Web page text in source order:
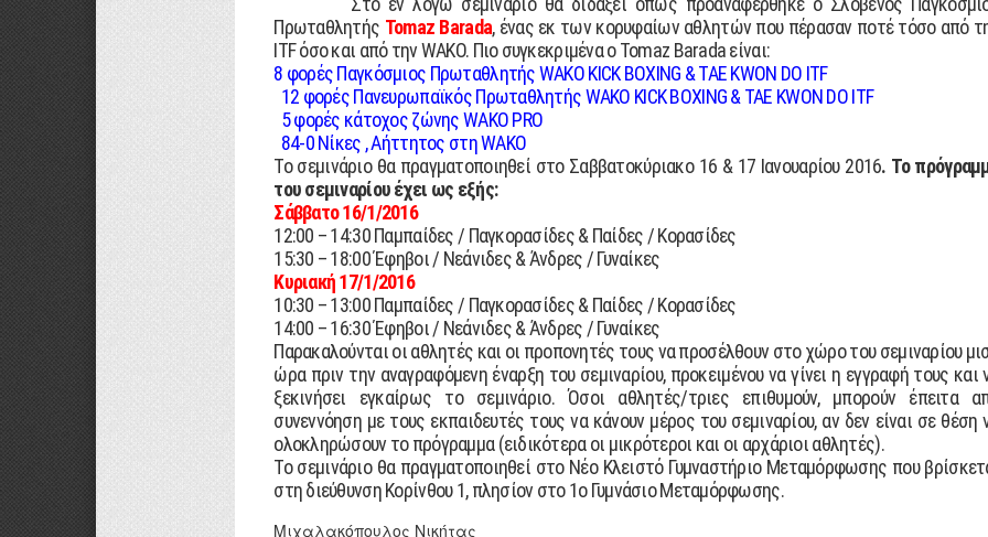
Πρωταθλητής Tomaz Barada, ένας εκ των κορυφαίων αθλητών που πέρασαν ποτέ τόσο από
ITF όσο και από την WAKO. Πιο συγκεκριμένα ο Tomaz Barada είναι:
8 φορές Παγκόσμιος Πρωταθλητής WAKO KICK BOXING & TAE KWON DO ITF
12 φορές Πανευρωπαϊκός Πρωταθλητής WAKO KICK BOXING & TAE KWON DO ITF
5 φορές κάτοχος ζώνης WAKO PRO
84-0 Νίκες , Αήττητος στη WAKO
Το σεμινάριο θα πραγματοποιηθεί στο Σαββατοκύριακο 16 & 17 Ιανουαρίου 2016. Το
του σεμιναρίου έχει ως εξής:
Σάββατο 16/1/2016
12:00 – 14:30 Παμπαίδες / Παγκορασίδες & Παίδες / Κορασίδες
15:30 – 18:00 Έφηβοι / Νεάνιδες & Άνδρες / Γυναίκες
Κυριακή 17/1/2016
10:30 – 13:00 Παμπαίδες / Παγκορασίδες & Παίδες / Κορασίδες
14:00 – 16:30 Έφηβοι / Νεάνιδες & Άνδρες / Γυναίκες
Παρακαλούνται οι αθλητές και οι προπονητές τους να προσέλθουν στο χώρο του σεμιναρίου
ώρα πριν την αναγραφόμενη έναρξη του σεμιναρίου, προκειμένου να γίνει η εγγραφή τους και
ξεκινήσει εγκαίρως το σεμινάριο. Όσοι αθλητές/τριες επιθυμούν, μπορούν έπειτα
συνεννόηση με τους εκπαιδευτές τους να κάνουν μέρος του σεμιναρίου, αν δεν είναι σε θέση
ολοκληρώσουν το πρόγραμμα (ειδικότερα οι μικρότεροι και οι αρχάριοι αθλητές).
Το σεμινάριο θα πραγματοποιηθεί στο Νέο Κλειστό Γυμναστήριο Μεταμόρφωσης που
στη διεύθυνση Κορίνθου 1, πλησίον στο 1ο Γυμνάσιο Μεταμόρφωσης.
Μιχαλακόπουλος Νικήτας